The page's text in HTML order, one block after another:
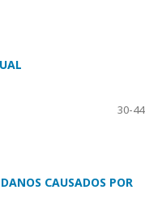
30-44
CAUSADOS POR